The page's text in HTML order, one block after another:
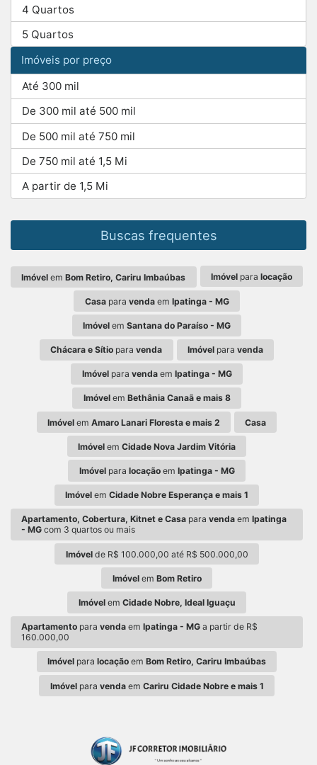
4 Quartos
5 Quartos
Imóveis por preço
Até 300 mil
De 300 mil até 500 mil
De 500 mil até 750 mil
De 750 mil até 1,5 Mi
A partir de 1,5 Mi
Buscas frequentes
Imóvel emBom Retiro, Cariru Imbaúbas Imóvelpara locação
Casapara vendaem Ipatinga - MG
Imóvel em Santana do Paraíso - MG
Chácara e Sítio paravenda Imóvelpara venda
Imóvelpara vendaem Ipatinga - MG
Imóvelem Bethânia Canaã e mais 8
Imóvelem Amaro Lanari Floresta e mais 2 Casa
Imóvel em Cidade Nova Jardim Vitória
Imóvelpara locaçãoem Ipatinga - MG
Imóvel em Cidade Nobre Esperança e mais 1
Apartamento, Cobertura, Kitnet e Casa paravenda emIpatinga
- MG com 3 quartos ou mais
Imóvelde R$ 100.000,00 até R$ 500.000,00
Imóvelem Bom Retiro
Imóvelem Cidade Nobre, Ideal Iguaçu
Apartamento paravenda emIpatinga - MG a partir de R$
160.000,00
Imóvel para locação em Bom Retiro, Cariru Imbaúbas
Imóvelpara vendaem Cariru Cidade Nobre e mais 1